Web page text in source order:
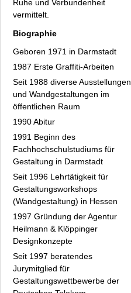
Ruhe und Verbundenheit
vermittelt.
Biographie
Geboren 1971 in Darmstadt
1987 Erste Graffiti-Arbeiten
Seit 1988 diverse Ausstellungen
und Wandgestaltungen im
öffentlichen Raum
1990 Abitur
1991 Beginn des
Fachhochschulstudiums für
Gestaltung in Darmstadt
Seit 1996 Lehrtätigkeit für
Gestaltungsworkshops
(Wandgestaltung) in Hessen
1997 Gründung der Agentur
Heilmann & Klöppinger
Designkonzepte
Seit 1997 beratendes
Jurymitglied für
Gestaltungswettbewerbe der